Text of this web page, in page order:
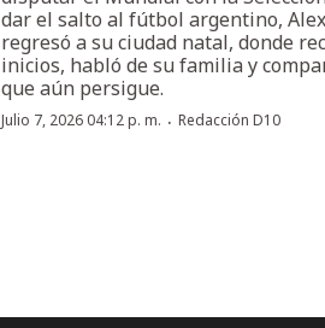
dar el salto al fútbol argentino,
regresó a su ciudad natal, donde
inicios, habló de su familia y
que aún persigue.
Julio 7, 2026 04:12 p. m. · Redacción D10